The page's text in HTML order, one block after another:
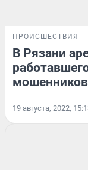
ПРОИСШЕСТВИЯ
В Рязани
мошенников
19 августа, 2022,